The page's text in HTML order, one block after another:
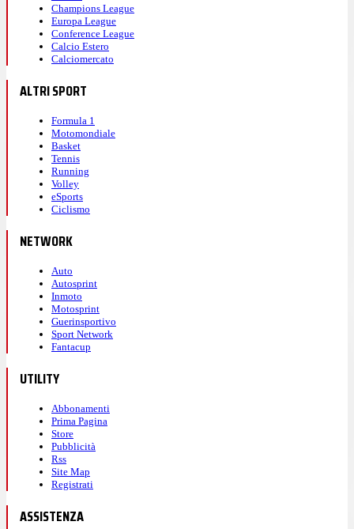
Champions League
Europa League
Conference League
Calcio Estero
Calciomercato
ALTRI SPORT
Formula 1
Motomondiale
Basket
Tennis
Running
Volley
eSports
Ciclismo
NETWORK
Auto
Autosprint
Inmoto
Motosprint
Guerinsportivo
Sport Network
Fantacup
UTILITY
Abbonamenti
Prima Pagina
Store
Pubblicità
Rss
Site Map
Registrati
ASSISTENZA